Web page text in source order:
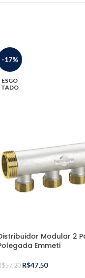
-17%
ESGO
TADO
Modular 2
Emmeti
57,20 R$47,50